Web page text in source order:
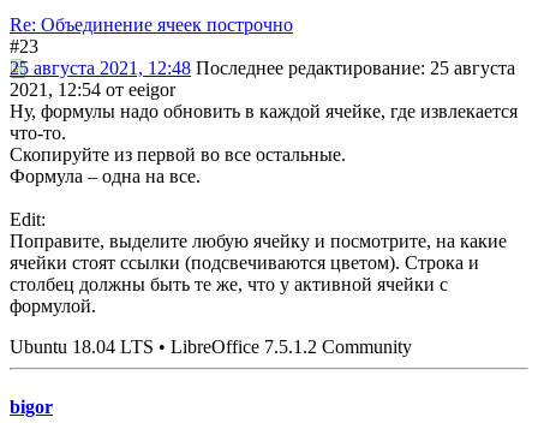
Re: Объединение ячеек построчно
#23
25 августа 2021, 12:48 Последнее редактирование: 25 августа
2021, 12:54 от eeigor
Ну, формулы надо обновить в каждой ячейке, где извлекается
что-то.
Скопируйте из первой во все остальные.
Формула – одна на все.
Edit:
Поправите, выделите любую ячейку и посмотрите, на какие
ячейки стоят ссылки (подсвечиваются цветом). Строка и
столбец должны быть те же, что у активной ячейки с
формулой.
Ubuntu 18.04 LTS • LibreOffice 7.5.1.2 Community
bigor